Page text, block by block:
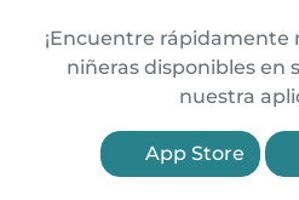
¡Encuentre rápidamente
niñeras disponibles en
nuestra
App Store